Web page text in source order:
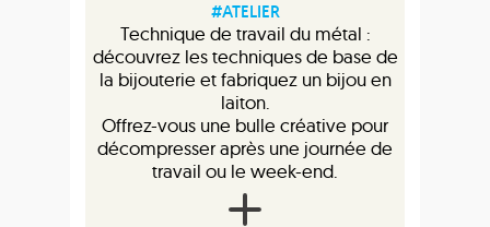
#ATELIER
Technique de travail du métal :
découvrez les techniques de base de
la bijouterie et fabriquez un bijou en
laiton.
Offrez-vous une bulle créative pour
décompresser après une journée de
travail ou le week-end.